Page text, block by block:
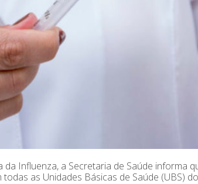
Influenza, a Secretaria de Saúde informa
as Unidades Básicas de Saúde (UBS)